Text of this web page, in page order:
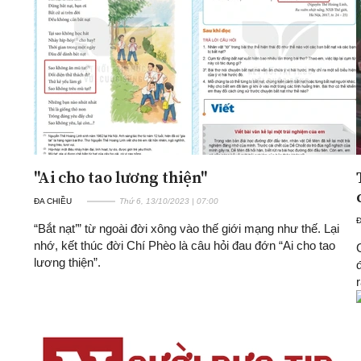
ĐA CHIỀU
Quan điểm
Xi nhan Trái Phải
Bạn đọc viết
INFOCUS
"Ai cho tao lương thiện"
ĐA CHIỀU Thứ 6, 13/10/2023 | 07:00
“Bắt nạt’” từ ngoài đời xông vào thế giới mạng như thế. Lại
nhớ, kết thúc đời Chí Phèo là câu hỏi đau đớn “Ai cho tao
lương thiện”.